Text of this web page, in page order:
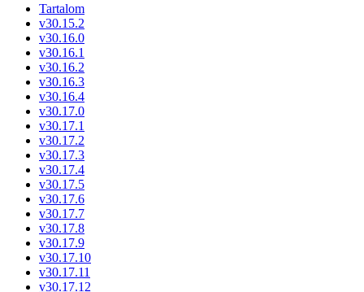
Tartalom
v30.15.2
v30.16.0
v30.16.1
v30.16.2
v30.16.3
v30.16.4
v30.17.0
v30.17.1
v30.17.2
v30.17.3
v30.17.4
v30.17.5
v30.17.6
v30.17.7
v30.17.8
v30.17.9
v30.17.10
v30.17.11
v30.17.12